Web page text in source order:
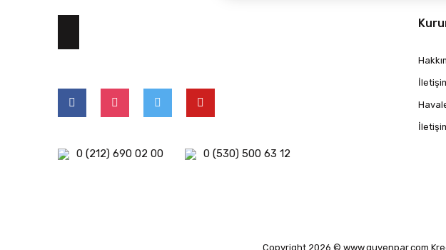
0 (212) 690 02 00 0 (530) 500 63 12
Copyright 2026 © www.guvenpar.com